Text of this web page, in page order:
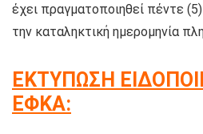
έχει πραγματοποιηθεί πέντε
την καταληκτική ημερομηνία
ΕΚΤΥΠΩΣΗ
ΕΦΚΑ: